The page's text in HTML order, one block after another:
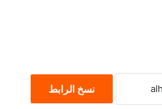
نسخ الرابط